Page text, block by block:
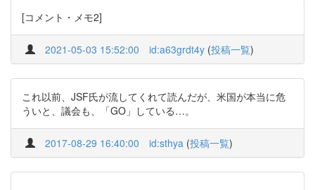
[コメント・メモ2]
2021-05-03 15:52:00 id:a63grdt4y (投稿一覧)
これ以前、JSF氏が流してくれて読んだが、米国が本当に危
ういと、議会も、「GO」している…。
2017-08-29 16:40:00 id:sthya (投稿一覧)